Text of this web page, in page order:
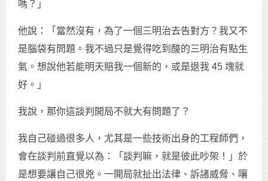
嗎？」
他說：「當然沒有，為了一個三明治去告對方？我又不
是腦袋有問題。我不過只是覺得吃到酸的三明治有點生
氣。想說他若能明天賠我一個新的，或是退我 45 塊就
好。」
我說，那你這談判開局不就大有問題了？
我自己碰過很多人，尤其是一些技術出身的工程師們，
會在談判前直覺以為：「談判嘛，就是彼此吵架！」於
是想要讓自己很兇。一開局就扯出法律、訴諸威脅、嚷